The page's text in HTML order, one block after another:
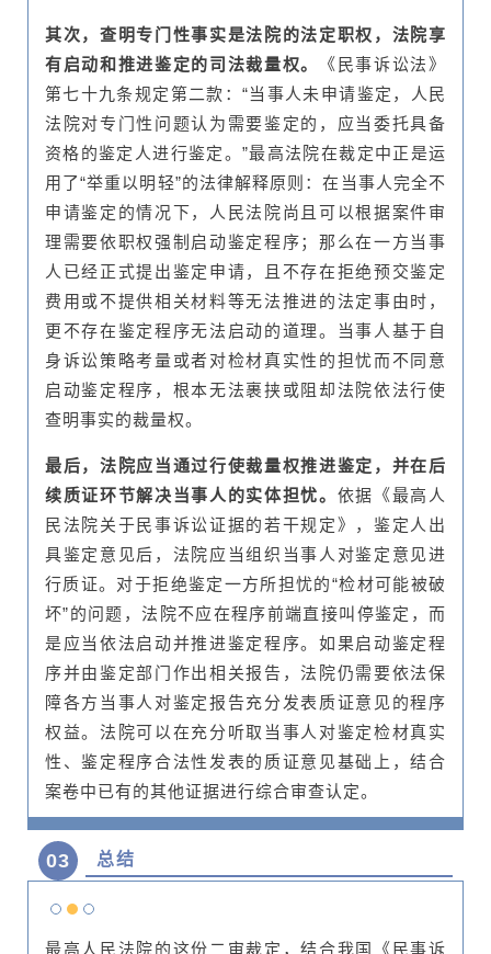
其次，查明专门性事实是法院的法定职权，法院享
有启动和推进鉴定的司法裁量权。
《民事诉讼法》
第七十九条规定第二款：“当事人未申请鉴定，人民
法院对专门性问题认为需要鉴定的，应当委托具备
资格的鉴定人进行鉴定。”最高法院在裁定中正是运
用了“举重以明轻”的法律解释原则：在当事人完全不
申请鉴定的情况下，人民法院尚且可以根据案件审
理需要依职权强制启动鉴定程序；那么在一方当事
人已经正式提出鉴定申请，且不存在拒绝预交鉴定
费用或不提供相关材料等无法推进的法定事由时，
更不存在鉴定程序无法启动的道理。当事人基于自
身诉讼策略考量或者对检材真实性的担忧而不同意
启动鉴定程序，根本无法裹挟或阻却法院依法行使
查明事实的裁量权。
最后，法院应当通过行使裁量权推进鉴定，并在后
续质证环节解决当事人的实体担忧。 依据《最高人
民法院关于民事诉讼证据的若干规定》，鉴定人出
具鉴定意见后，法院应当组织当事人对鉴定意见进
行质证。对于拒绝鉴定一方所担忧的“检材可能被破
坏”的问题，法院不应在程序前端直接叫停鉴定，而
是应当依法启动并推进鉴定程序。如果启动鉴定程
序并由鉴定部门作出相关报告，法院仍需要依法保
障各方当事人对鉴定报告充分发表质证意见的程序
权益。法院可以在充分听取当事人对鉴定检材真实
性、鉴定程序合法性发表的质证意见基础上，结合
案卷中已有的其他证据进行综合审查认定。
03 总结
最高人民法院的这份二审裁定，结合我国《民事诉